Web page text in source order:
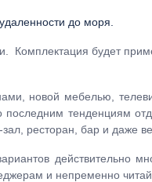
до моря.
Комплектация будет
новой мебелью,
тенденциям
ресторан, бар и даже
действительно
и непременно